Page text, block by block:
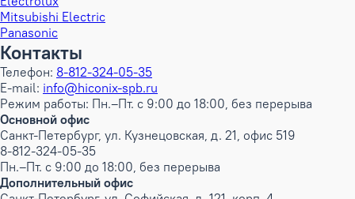
Mitsubishi Electric
Panasonic
Контакты
Телефон: 8-812-324-05-35
E-mail: info@hiconix-spb.ru
Режим работы: Пн.–Пт. с 9:00 до 18:00, без перерыва
Основной офис
Санкт-Петербург, ул. Кузнецовская, д. 21, офис 519
8-812-324-05-35
Пн.–Пт. с 9:00 до 18:00, без перерыва
Дополнительный офис